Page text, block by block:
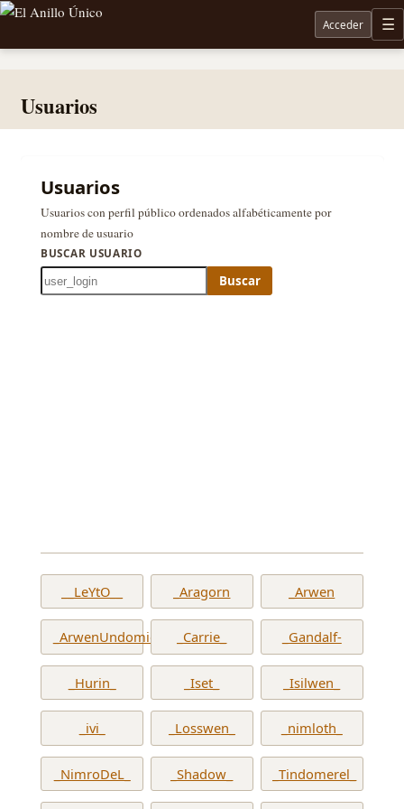
Noticias sobre Tolkien: El Señor de los Anillos, Los Anillos de Poder, La Caza de Gollum, la
Acceder
Usuarios
Usuarios
Usuarios con perfil público ordenados alfabéticamente por
nombre de usuario
BUSCAR USUARIO
Buscar
__LeYtO__ _Aragorn _Arwen
_ArwenUndomiel_ _Carrie_ _Gandalf-
_Hurin_ _Iset_ _Isilwen_
_ivi_ _Losswen_ _nimloth_
_NimroDeL_ _Shadow_ _Tindomerel_